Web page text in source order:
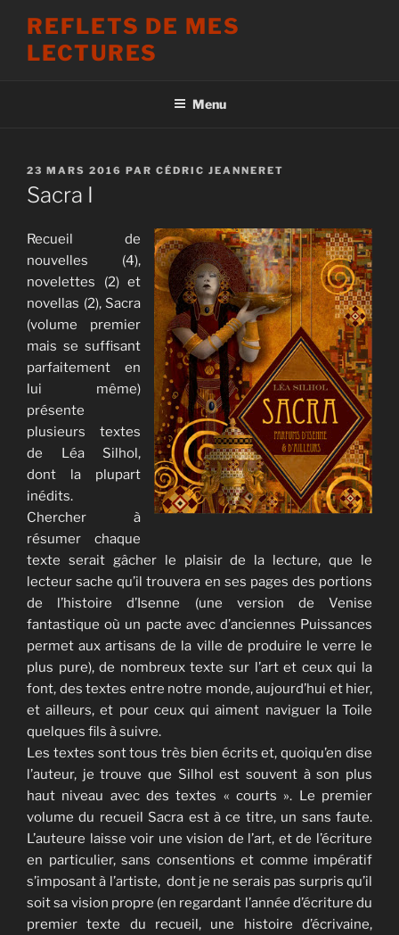
contenu
REFLETS DE MES
LECTURES
Menu
PUBLIÉ
LE
23 MARS 2016 PAR CÉDRIC JEANNERET
Sacra I
Recueil de
nouvelles (4),
novelettes (2) et
novellas (2), Sacra
(volume premier
mais se suffisant
parfaitement en
lui même)
présente
plusieurs textes
de Léa Silhol,
dont la plupart
inédits.
Chercher à
résumer chaque
texte serait gâcher le plaisir de la lecture, que le
lecteur sache qu’il trouvera en ses pages des portions
de l’histoire d’Isenne (une version de Venise
fantastique où un pacte avec d’anciennes Puissances
permet aux artisans de la ville de produire le verre le
plus pure), de nombreux texte sur l’art et ceux qui la
font, des textes entre notre monde, aujourd’hui et hier,
et ailleurs, et pour ceux qui aiment naviguer la Toile
quelques fils à suivre.
Les textes sont tous très bien écrits et, quoiqu’en dise
l’auteur, je trouve que Silhol est souvent à son plus
haut niveau avec des textes « courts ». Le premier
volume du recueil Sacra est à ce titre, un sans faute.
L’auteure laisse voir une vision de l’art, et de l’écriture
en particulier, sans consentions et comme impératif
s’imposant à l’artiste, dont je ne serais pas surpris qu’il
soit sa vision propre (en regardant l’année d’écriture du
premier texte du recueil, une histoire d’écrivaine,